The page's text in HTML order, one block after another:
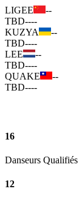
LIGEE
--
TBD----
KUZYA
--
TBD----
LEE
--
TBD----
QUAKE
--
TBD----
16
Danseurs Qualifiés
12